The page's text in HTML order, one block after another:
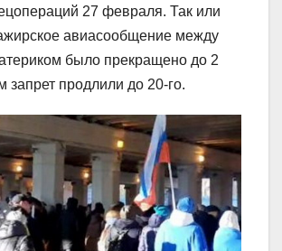
27 февраля. Так или
авиасообщение между
было прекращено до 2
запрет продлили до 20-го.